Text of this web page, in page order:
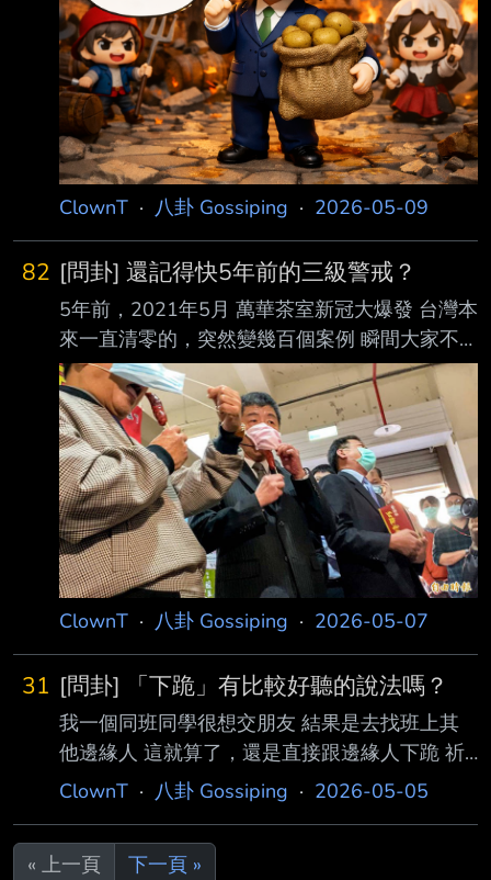
ClownT · 八卦 Gossiping · 2026-05-09
82 [問卦] 還記得快5年前的三級警戒？
5年前，2021年5月 萬華茶室新冠大爆發 台灣本
來一直清零的，突然變幾百個案例 瞬間大家不
敢出門 公司幾乎都變遠端 人人沒帶口罩酒精不
敢出門 大家還記得那段充滿恐慌的日子嗎？ ---
-- Sent from JPTT on my iPhone --
ClownT · 八卦 Gossiping · 2026-05-07
31 [問卦] 「下跪」有比較好聽的說法嗎？
我一個同班同學很想交朋友 結果是去找班上其
他邊緣人 這就算了，還是直接跟邊緣人下跪 祈
求不要讓他一個人，才有朋友的 這畫面太難看
from JPTT on my iPhone --
ClownT · 八卦 Gossiping · 2026-05-05
« 上一頁 下一頁 »